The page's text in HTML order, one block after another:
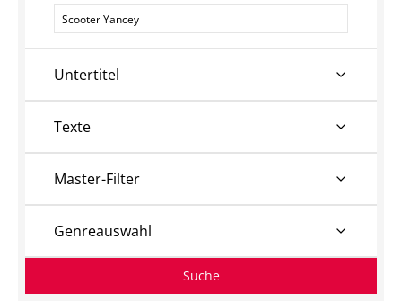
Personen
Untertitel
Texte
Master-Filter
Genreauswahl
Suche